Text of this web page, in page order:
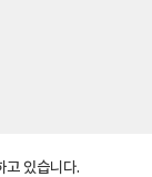
있습니다.